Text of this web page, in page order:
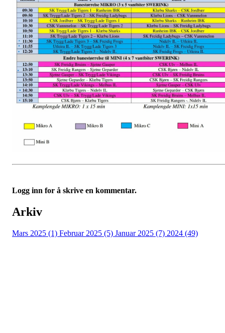
Logg inn for å skrive en kommentar.
Arkiv
Mars 2025 (1) Februar 2025 (5) Januar 2025 (7) 2024 (49)